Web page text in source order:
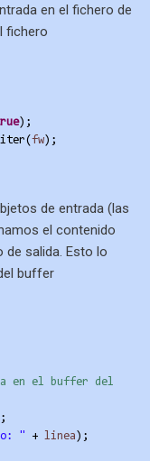
en el fichero de
fichero
);
fw);
de entrada (las
el contenido
de salida. Esto lo
buffer
en el buffer del
" + linea );